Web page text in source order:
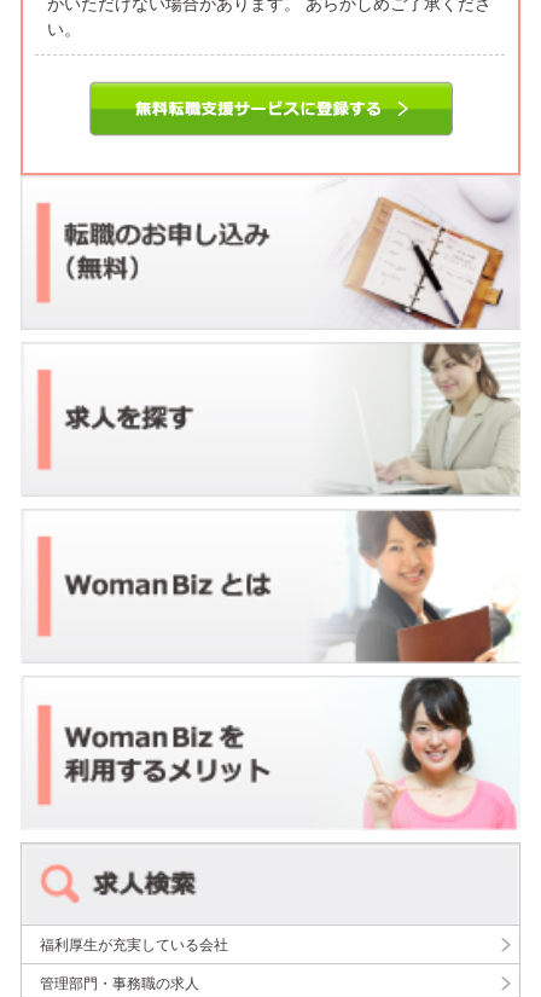
い。
福利厚生が充実している会社
管理部門・事務職の求人